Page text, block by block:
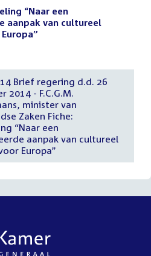
“Naar een
aanpak van cultureel
Brief regering d.d. 26
2014 - F.C.G.M.
minister van
Zaken Fiche:
“Naar een
aanpak van cultureel
Europa”